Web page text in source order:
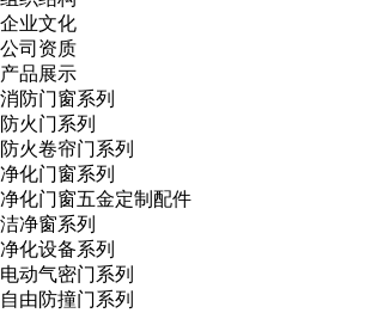
企业文化
公司资质
产品展示
消防门窗系列
防火门系列
防火卷帘门系列
净化门窗系列
净化门窗五金定制配件
洁净窗系列
净化设备系列
电动气密门系列
自由防撞门系列